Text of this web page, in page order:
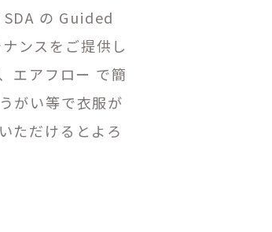
の Guided
ンスをご提供し
エアフロー で簡
がい等で衣服が
ただけるとよろ